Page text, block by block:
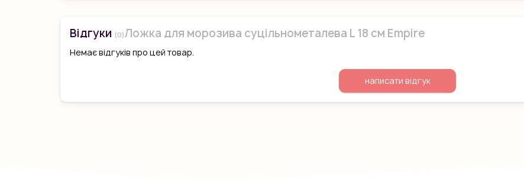
Відгуки (0)Ложка для морозива суцільнометалева L 18 см Empire
Немає відгуків про цей товар.
написати відгук